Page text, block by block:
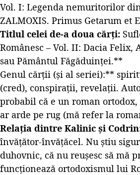
Vol. I: Legenda nemuritorilor
ZALMOXIS. Primus Getarum et
Titlul celei de-a doua cărți:
Românesc – Vol. II: Dacia Felix,
sau Pământul Făgăduinței.**
Genul cărții (și al seriei):**
(cred), conspirații, revelații.
probabil că e un roman ortodox,
ar arde pe rug (mă refer la
Relația dintre Kalinic și
învățător-învățăcel. Nu știu
duhovnic, că nu reușesc să mă
funcționează ortodoxismul lui